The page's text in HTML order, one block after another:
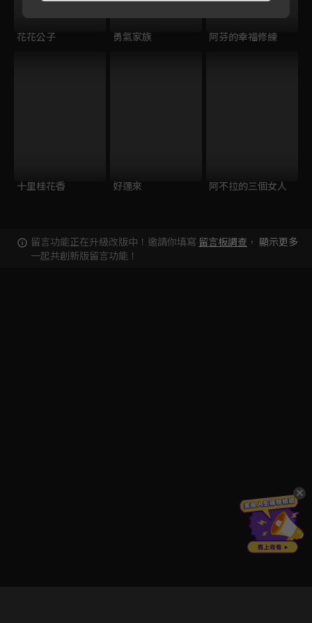
花花公子 勇氣家族 阿芬的幸福修練
十里桂花香 好運來 阿不拉的三個女人
留言功能正在升級改版中！邀請你填寫 留言板調查 ，
一起共創新版留言功能！
顯示更多